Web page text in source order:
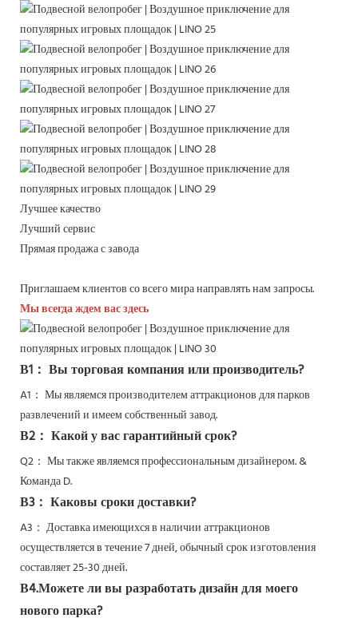
Лучшее качество
Лучший сервис
Прямая продажа с завода
Приглашаем клиентов со всего мира направлять нам запросы.
Мы всегда ждем вас здесь
В1： Вы торговая компания или производитель?
A1： Мы являемся производителем аттракционов для парков
развлечений и имеем собственный завод.
В2： Какой у вас гарантийный срок?
Q2： Мы также являемся профессиональным дизайнером. &
Команда D.
В3： Каковы сроки доставки?
A3： Доставка имеющихся в наличии аттракционов
осуществляется в течение 7 дней, обычный срок изготовления
составляет 25-30 дней.
В4.Можете ли вы разработать дизайн для моего
нового парка?